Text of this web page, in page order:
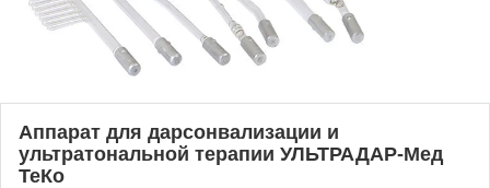
Аппарат для дарсонвализации и
ультратональной терапии УЛЬТРАДАР-Мед
ТеКо